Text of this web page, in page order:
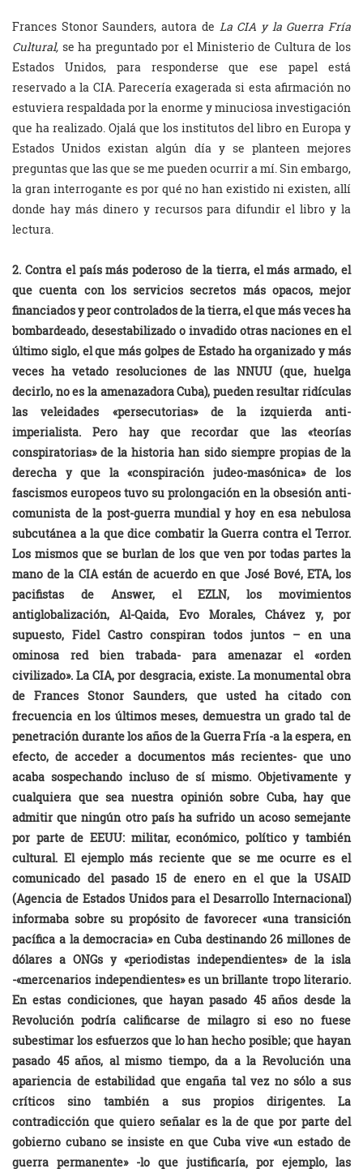
Frances Stonor Saunders, autora de La CIA y la Guerra Fría
Cultural, se ha preguntado por el Ministerio de Cultura de los
Estados Unidos, para responderse que ese papel está
reservado a la CIA. Parecería exagerada si esta afirmación no
estuviera respaldada por la enorme y minuciosa investigación
que ha realizado. Ojalá que los institutos del libro en Europa y
Estados Unidos existan algún día y se planteen mejores
preguntas que las que se me pueden ocurrir a mí. Sin embargo,
la gran interrogante es por qué no han existido ni existen, allí
donde hay más dinero y recursos para difundir el libro y la
lectura.
2. Contra el país más poderoso de la tierra, el más armado, el
que cuenta con los servicios secretos más opacos, mejor
financiados y peor controlados de la tierra, el que más veces ha
bombardeado, desestabilizado o invadido otras naciones en el
último siglo, el que más golpes de Estado ha organizado y más
veces ha vetado resoluciones de las NNUU (que, huelga
decirlo, no es la amenazadora Cuba), pueden resultar ridículas
las veleidades «persecutorias» de la izquierda anti-
imperialista. Pero hay que recordar que las «teorías
conspiratorias» de la historia han sido siempre propias de la
derecha y que la «conspiración judeo-masónica» de los
fascismos europeos tuvo su prolongación en la obsesión anti-
comunista de la post-guerra mundial y hoy en esa nebulosa
subcutánea a la que dice combatir la Guerra contra el Terror.
Los mismos que se burlan de los que ven por todas partes la
mano de la CIA están de acuerdo en que José Bové, ETA, los
pacifistas de Answer, el EZLN, los movimientos
antiglobalización, Al-Qaida, Evo Morales, Chávez y, por
supuesto, Fidel Castro conspiran todos juntos – en una
ominosa red bien trabada- para amenazar el «orden
civilizado». La CIA, por desgracia, existe. La monumental obra
de Frances Stonor Saunders, que usted ha citado con
frecuencia en los últimos meses, demuestra un grado tal de
penetración durante los años de la Guerra Fría -a la espera, en
efecto, de acceder a documentos más recientes- que uno
acaba sospechando incluso de sí mismo. Objetivamente y
cualquiera que sea nuestra opinión sobre Cuba, hay que
admitir que ningún otro país ha sufrido un acoso semejante
por parte de EEUU: militar, económico, político y también
cultural. El ejemplo más reciente que se me ocurre es el
comunicado del pasado 15 de enero en el que la USAID
(Agencia de Estados Unidos para el Desarrollo Internacional)
informaba sobre su propósito de favorecer «una transición
pacífica a la democracia» en Cuba destinando 26 millones de
dólares a ONGs y «periodistas independientes» de la isla
-«mercenarios independientes» es un brillante tropo literario.
En estas condiciones, que hayan pasado 45 años desde la
Revolución podría calificarse de milagro si eso no fuese
subestimar los esfuerzos que lo han hecho posible; que hayan
pasado 45 años, al mismo tiempo, da a la Revolución una
apariencia de estabilidad que engaña tal vez no sólo a sus
críticos sino también a sus propios dirigentes. La
contradicción que quiero señalar es la de que por parte del
gobierno cubano se insiste en que Cuba vive «un estado de
guerra permanente» -lo que justificaría, por ejemplo, las